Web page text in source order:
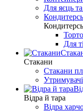
Для яєць та
Для
Стакани
Стакани
Відра й тара
Відра